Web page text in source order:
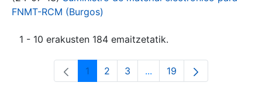
FNMT-RCM (Burgos)
1 - 10 erakusten 184 emaitzetatik.
Orrialdea
1 Orrialdea
2 Orrialdea
3 ...Intermediate Pages Use
Orrialdea
19